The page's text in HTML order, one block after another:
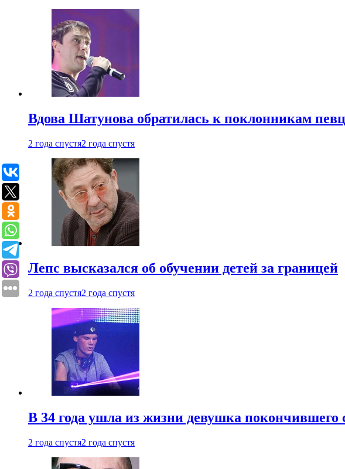
Вдова Шатунова обратилась к поклонникам
2 года спустя2 года спустя
Лепс высказался об обучении детей за границей
2 года спустя2 года спустя
В 34 года ушла из жизни девушка покончившего
2 года спустя2 года спустя